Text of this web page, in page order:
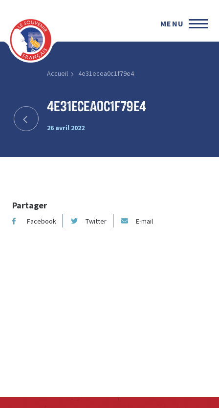
MENU
Accueil 4e31ecea0c1f79e4
4e31ecea0c1f79e4
26 avril 2022
Partager
Facebook Twitter E-mail